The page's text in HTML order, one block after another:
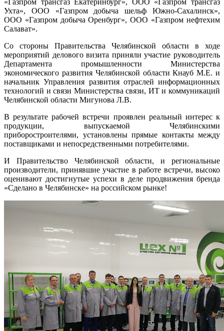
Ухта», ООО «Газпром добыча шельф Южно-Сахалинск»,
ООО «Газпром добыча Оренбург», ООО «Газпром нефтехим
Салават».
Со стороны Правительства Челябинской области в ходе
мероприятий делового визита приняли участие руководитель
Департамента промышленности Министерства
экономического развития Челябинской области Кнауб М.Е. и
начальник Управления развития отраслей информационных
технологий и связи Министерства связи, ИТ и коммуникаций
Челябинской области Мигунова Л.В.
В результате рабочей встречи проявлен реальный интерес к
продукции, выпускаемой Челябинскими
приборостроителями, установлены прямые контакты между
поставщиками и непосредственными потребителями.
И Правительство Челябинской области, и региональные
производители, принявшие участие в работе встречи, высоко
оценивают достигнутые успехи в деле продвижения бренда
«Сделано в Челябинске» на российском рынке!